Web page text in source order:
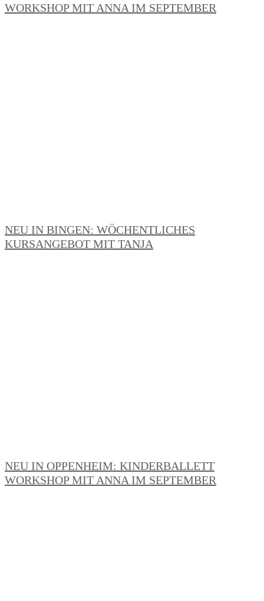
WORKSHOP MIT ANNA IM SEPTEMBER
NEU IN BINGEN: WÖCHENTLICHES
KURSANGEBOT MIT TANJA
NEU IN OPPENHEIM: KINDERBALLETT
WORKSHOP MIT ANNA IM SEPTEMBER